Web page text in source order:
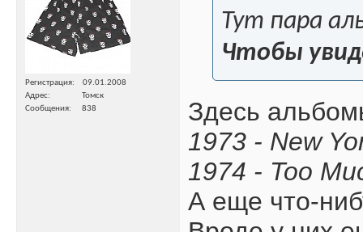
Регистрация
09.01.2008
Адрес
Томск
Сообщения
838
Тут пара
Чтобы
Здесь
1973 - New
1974 - Too
А еще что-